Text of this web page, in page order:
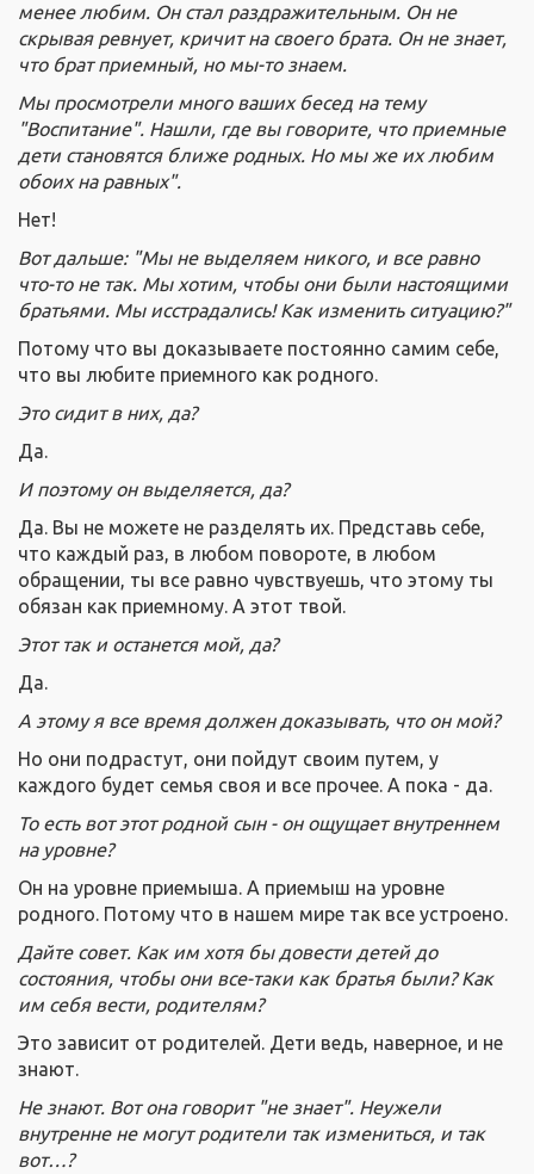
менее любим. Он стал раздражительным. Он не
скрывая ревнует, кричит на своего брата. Он не знает,
что брат приемный, но мы-то знаем.
Мы просмотрели много ваших бесед на тему
"Воспитание". Нашли, где вы говорите, что приемные
дети становятся ближе родных. Но мы же их любим
обоих на равных".
Нет!
Вот дальше: "Мы не выделяем никого, и все равно
что-то не так. Мы хотим, чтобы они были настоящими
братьями. Мы исстрадались! Как изменить ситуацию?"
Потому что вы доказываете постоянно самим себе,
что вы любите приемного как родного.
Это сидит в них, да?
Да.
И поэтому он выделяется, да?
Да. Вы не можете не разделять их. Представь себе,
что каждый раз, в любом повороте, в любом
обращении, ты все равно чувствуешь, что этому ты
обязан как приемному. А этот твой.
Этот так и останется мой, да?
Да.
А этому я все время должен доказывать, что он мой?
Но они подрастут, они пойдут своим путем, у
каждого будет семья своя и все прочее. А пока - да.
То есть вот этот родной сын - он ощущает внутреннем
на уровне?
Он на уровне приемыша. А приемыш на уровне
родного. Потому что в нашем мире так все устроено.
Дайте совет. Как им хотя бы довести детей до
состояния, чтобы они все-таки как братья были? Как
им себя вести, родителям?
Это зависит от родителей. Дети ведь, наверное, и не
знают.
Не знают. Вот она говорит "не знает". Неужели
внутренне не могут родители так измениться, и так
вот…?